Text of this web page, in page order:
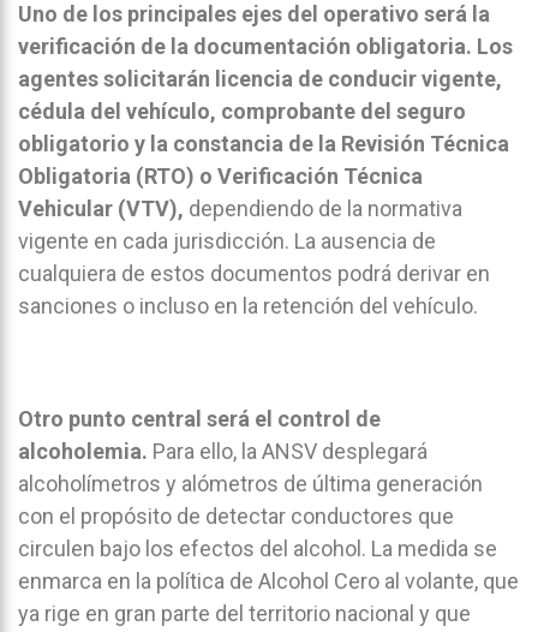
Uno de los principales ejes del operativo será la
verificación de la documentación obligatoria. Los
agentes solicitarán licencia de conducir vigente,
cédula del vehículo, comprobante del seguro
obligatorio y la constancia de la Revisión Técnica
Obligatoria (RTO) o Verificación Técnica
Vehicular (VTV), dependiendo de la normativa
vigente en cada jurisdicción. La ausencia de
cualquiera de estos documentos podrá derivar en
sanciones o incluso en la retención del vehículo.
Otro punto central será el control de
alcoholemia. Para ello, la ANSV desplegará
alcoholímetros y alómetros de última generación
con el propósito de detectar conductores que
circulen bajo los efectos del alcohol. La medida se
enmarca en la política de Alcohol Cero al volante, que
ya rige en gran parte del territorio nacional y que